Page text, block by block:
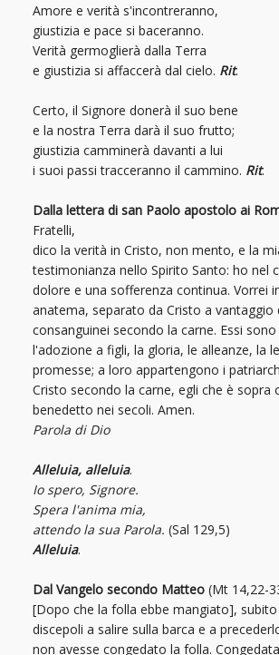
Amore e verità s'incontreranno,
giustizia e pace si baceranno.
Verità germoglierà dalla Terra
e giustizia si affaccerà dal cielo. Rit.
Certo, il Signore donerà il suo bene
e la nostra Terra darà il suo frutto;
giustizia camminerà davanti a lui
i suoi passi tracceranno il cammino. Rit.
Dalla lettera di san Paolo apostolo ai
Fratelli,
dico la verità in Cristo, non mento, e la
testimonianza nello Spirito Santo: ho nel
dolore e una sofferenza continua. Vorrei
anatema, separato da Cristo a vantaggio
consanguinei secondo la carne. Essi
l'adozione a figli, la gloria, le alleanze, la
promesse; a loro appartengono i
Cristo secondo la carne, egli che è sopra
benedetto nei secoli. Amen.
Parola di Dio
Alleluia, alleluia.
Io spero, Signore.
Spera l'anima mia,
attendo la sua Parola. (Sal 129,5)
Alleluia.
Dal Vangelo secondo Matteo (Mt 14,22-
[Dopo che la folla ebbe mangiato],
discepoli a salire sulla barca e a
non avesse congedato la folla.